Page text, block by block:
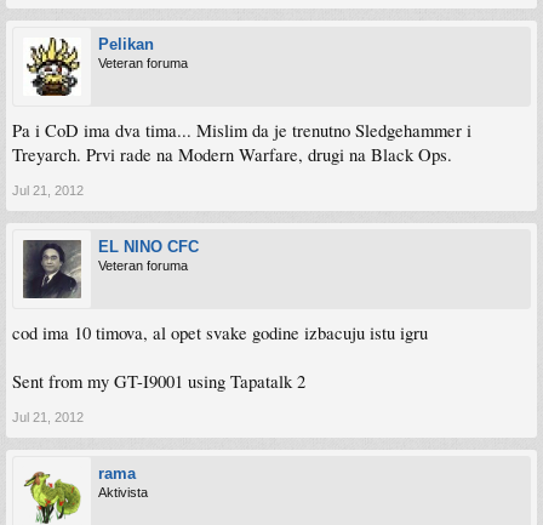
Pelikan
Veteran foruma
Pa i CoD ima dva tima... Mislim da je trenutno Sledgehammer i
Treyarch. Prvi rade na Modern Warfare, drugi na Black Ops.
Jul 21, 2012
EL NINO CFC
Veteran foruma
cod ima 10 timova, al opet svake godine izbacuju istu igru
Sent from my GT-I9001 using Tapatalk 2
Jul 21, 2012
rama
Aktivista